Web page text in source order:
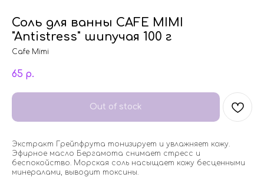
Соль для ванны CAFE MIMI
"Antistress" шипучая 100 г
Cafe Mimi
65 р.
Out of stock
Экстракт Грейпфрута тонизирует и увлажняет кожу.
Эфирное масло Бергамота снимает стресс и
беспокойство. Морская соль насыщает кожу бесценными
минералами, выводит токсины.